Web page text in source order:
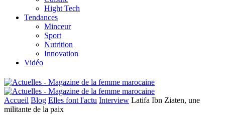
Hight Tech
Tendances
Minceur
Sport
Nutrition
Innovation
Vidéo
Accueil Blog Elles font l'actu Interview Latifa Ibn Ziaten, une
militante de la paix